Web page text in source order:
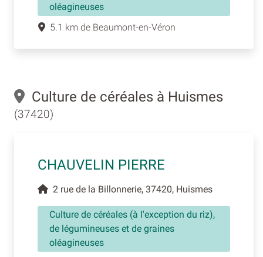
oléagineuses
5.1 km de Beaumont-en-Véron
Culture de céréales à Huismes
(37420)
CHAUVELIN PIERRE
2 rue de la Billonnerie, 37420, Huismes
Culture de céréales (à l'exception du riz),
de légumineuses et de graines
oléagineuses